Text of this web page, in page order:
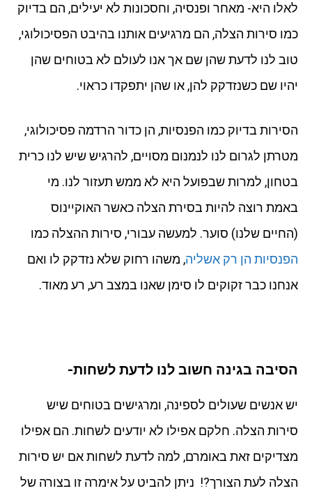
לאלו היא- מאחר ופנסיה, וחסכונות לא יעילים, הם בדיוק
כמו סירות הצלה, הם מרגיעים אותנו בהיבט הפסיכולוגי,
טוב לנו לדעת שהן שם אך אנו לעולם לא בטוחים שהן
יהיו שם כשנזדקק להן, או שהן יתפקדו כראוי.
הסירות בדיוק כמו הפנסיות, הן כדור הרדמה פסיכולוגי,
מטרתן לגרום לנו לנמנום מסויים, להרגיש שיש לנו כרית
בטחון, למרות שבפועל היא לא ממש תעזור לנו. מי
באמת רוצה להיות בסירת הצלה כאשר האוקיינוס
(החיים שלנו) סוער. למעשה עבורי, סירות ההצלה כמו
הפנסיות הן רק אשליה, משהו רחוק שלא נזדקק לו ואם
אנחנו כבר זקוקים לו סימן שאנו במצב רע, רע מאוד.
הסיבה בגינה חשוב לנו לדעת לשחות-
יש אנשים שעולים לספינה, ומרגישים בטוחים שיש
סירות הצלה. חלקם אפילו לא יודעים לשחות. הם אפילו
מצדיקים זאת באומרם, למה לדעת לשחות אם יש סירות
הצלה לעת הצורך?! ניתן להביט על אימרה זו בצורה של